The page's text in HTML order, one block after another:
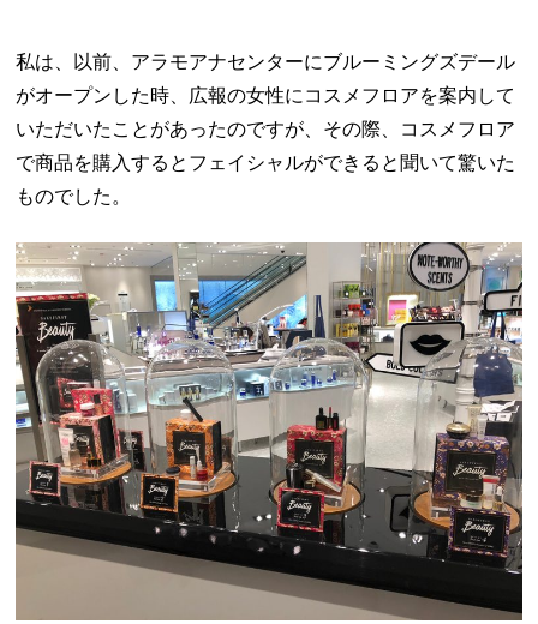
私は、以前、アラモアナセンターにブルーミングズデール
がオープンした時、広報の女性にコスメフロアを案内して
いただいたことがあったのですが、その際、コスメフロア
で商品を購入するとフェイシャルができると聞いて驚いた
ものでした。